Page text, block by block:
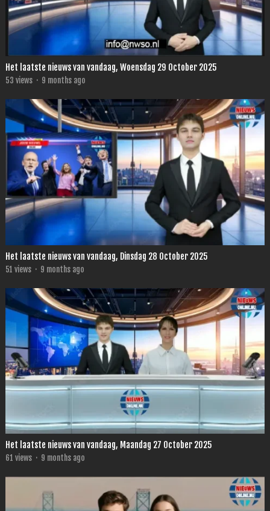
Het laatste nieuws van vandaag, Woensdag 29 October 2025
53 views · 9 months ago
Het laatste nieuws van vandaag, Dinsdag 28 October 2025
51 views · 9 months ago
Het laatste nieuws van vandaag, Maandag 27 October 2025
61 views · 9 months ago